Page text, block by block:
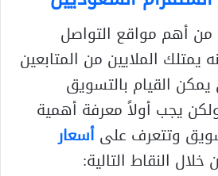
أهم مواقع التواصل
يمتلك الملايين من المتابعين
يمكن القيام بالتسويق
يجب أولاً معرفة أهمية
وتتعرف علىأسعار
النقاط التالية: